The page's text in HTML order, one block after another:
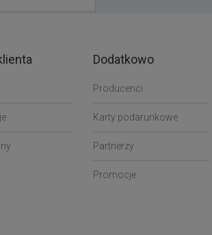
Dodatkowo
Producenci
Karty podarunkowe
Partnerzy
Promocje